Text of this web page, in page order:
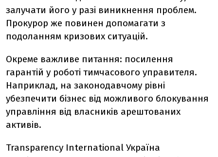
залучати його у разі виникнення проблем.
Прокурор же повинен допомагати з
подоланням кризових ситуацій.
Окреме важливе питання: посилення
гарантій у роботі тимчасового управителя.
Наприклад, на законодавчому рівні
убезпечити бізнес від можливого блокування
управління від власників арештованих
активів.
Transparency International Україна